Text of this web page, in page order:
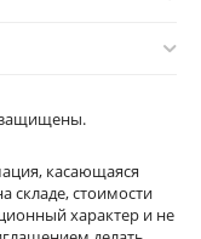
защищены.
касающаяся
складе, стоимости
характер и не